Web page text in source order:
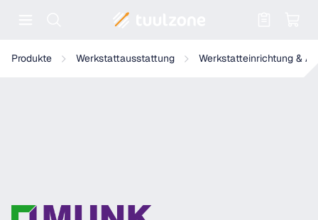
Produkte Werkstattausstattung Werkstatteinrichtung &
Munk Stufen-Glasreinigerleiter Mittelteil